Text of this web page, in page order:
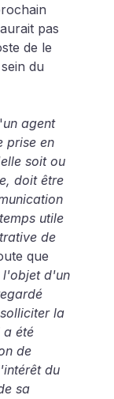
pas
de le
du
un agent
prise en
soit ou
doit être
utile
de
que
l'objet d'un
la
a été
de
du
sa